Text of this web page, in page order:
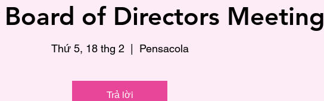
Board of Directors Meeting
Thứ 5, 18 thg 2
  |
Pensacola
Trả lời